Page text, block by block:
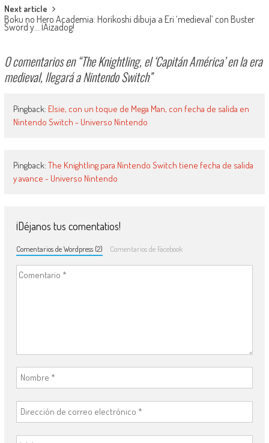
Next article
Boku no Hero Academia: Horikoshi dibuja a Eri ‘medieval’ con Buster
Sword y… ¡Aizadog!
0 comentarios en “The Knightling, el ‘Capitán América’ en la era
medieval, llegará a Nintendo Switch”
Pingback: Elsie, con un toque de Mega Man, con fecha de salida en
Nintendo Switch - Universo Nintendo
Pingback: The Knightling para Nintendo Switch tiene fecha de salida
y avance - Universo Nintendo
¡Déjanos tus comentatios!
Comentarios de Wordpress (2) Comentarios de Facebook